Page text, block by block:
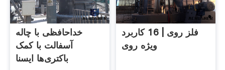
خداحافظی با چاله‌
آسفالت با کمک
باکتری‌ها ایسنا
فلز روی | 16 کاربرد
ویژه روی